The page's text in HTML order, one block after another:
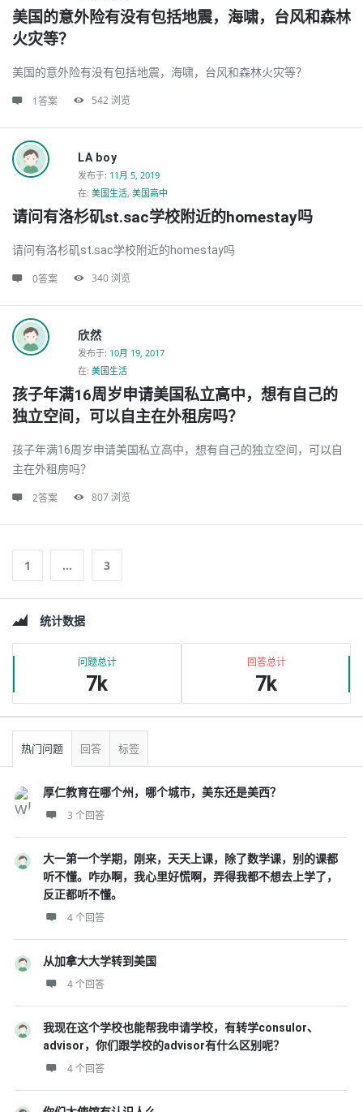
美国的意外险有没有包括地震，海啸，台风和森林
火灾等？
美国的意外险有没有包括地震，海啸，台风和森林火灾等？
1答案 542浏览
LA boy
发布于: 11月 5, 2019
在: 美国生活, 美国高中
请问有洛杉矶st.sac学校附近的homestay吗
请问有洛杉矶st.sac学校附近的homestay吗
0答案 340浏览
欣然
发布于: 10月 19, 2017
在: 美国生活
孩子年满16周岁申请美国私立高中，想有自己的
独立空间，可以自主在外租房吗？
孩子年满16周岁申请美国私立高中，想有自己的独立空间，可以自
主在外租房吗？
2答案 807浏览
1 … 3
栏
统计数据
问题总计
7k
回答总计
7k
热门问题 回答 标签
厚仁教育在哪个州，哪个城市，美东还是美西？
3 个回答
大一第一个学期，刚来，天天上课，除了数学课，别的课都
听不懂。咋办啊，我心里好慌啊，弄得我都不想去上学了，
反正都听不懂。
4 个回答
从加拿大大学转到美国
4 个回答
我现在这个学校也能帮我申请学校，有转学consulor、
advisor，你们跟学校的advisor有什么区别呢？
4 个回答